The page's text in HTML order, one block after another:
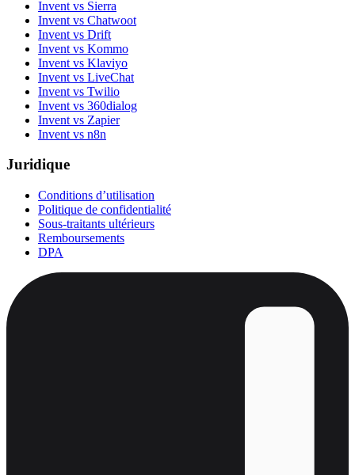
Invent vs Sierra
Invent vs Chatwoot
Invent vs Drift
Invent vs Kommo
Invent vs Klaviyo
Invent vs LiveChat
Invent vs Twilio
Invent vs 360dialog
Invent vs Zapier
Invent vs n8n
Juridique
Conditions d’utilisation
Politique de confidentialité
Sous-traitants ultérieurs
Remboursements
DPA